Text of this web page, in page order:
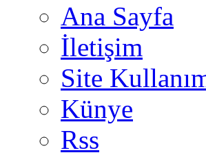
Ana Sayfa
İletişim
Site
Künye
Rss